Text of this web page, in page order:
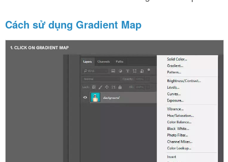
Cách sử dụng Gradient Map